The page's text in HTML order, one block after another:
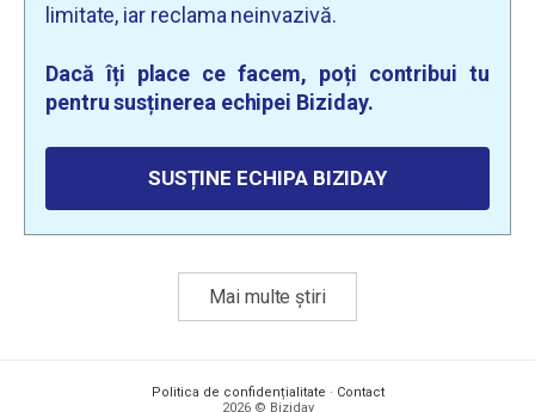
limitate, iar reclama neinvazivă.
Dacă îți place ce facem, poți contribui tu
pentru susținerea echipei Biziday.
SUSȚINE ECHIPA BIZIDAY
Mai multe știri
Politica de confidențialitate · Contact
2026 © Biziday